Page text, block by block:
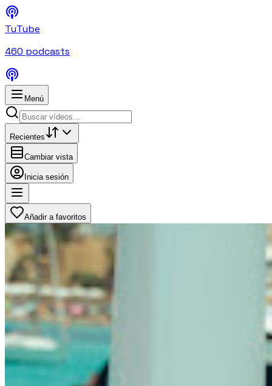
TuTube
460 podcasts
Menú
Recientes
Cambiar vista
Inicia sesión
Añadir a favoritos